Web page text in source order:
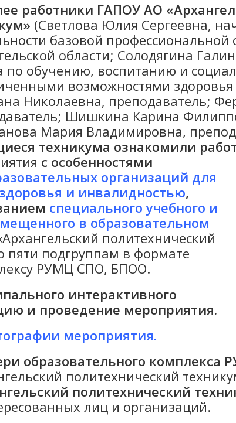
работники ГАПОУ АО
(Светлова Юлия Сергеевна,
базовой
области; Солодягина
по обучению, воспитанию и
возможностями
Николаевна, преподаватель;
Шишкина Карина
Мария Владимировна,
техникума ознакомили
с особенностями
организаций для
и инвалидностью,
специального учебного и
в образовательном
политехнический
пяти подгруппам в формате
РУМЦ СПО, БПОО.
интерактивного
и проведение мероприятия.
мероприятия.
образовательного комплекса
политехнический
политехнический
лиц и организаций.